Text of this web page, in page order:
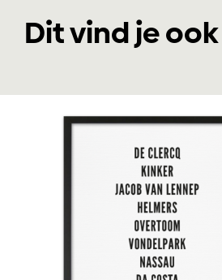
Dit vind je